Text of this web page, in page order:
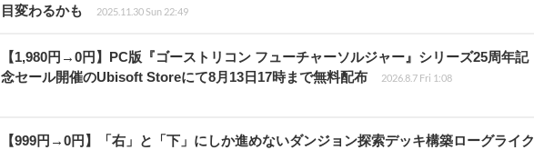
目変わるかも
2025.11.30 Sun 22:49
【1,980円→0円】PC版『ゴーストリコン フューチャーソルジャー』シリーズ25周年記
念セール開催のUbisoft Storeにて8月13日17時まで無料配布
2026.8.7 Fri 1:08
【999円→0円】「右」と「下」にしか進めないダンジョン探索デッキ構築ローグライク